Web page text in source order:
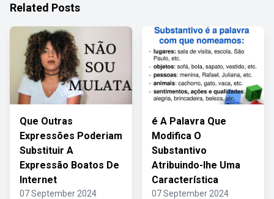
Related Posts
Que Outras
Expressões Poderiam
Substituir A
Expressão Boatos De
Internet
07 September 2024
é A Palavra Que
Modifica O
Substantivo
Atribuindo-lhe Uma
Característica
07 September 2024